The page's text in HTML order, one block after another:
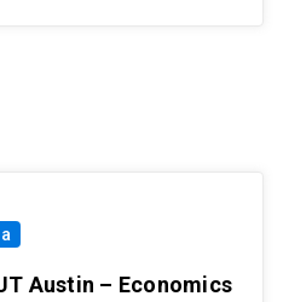
Austin – Economics